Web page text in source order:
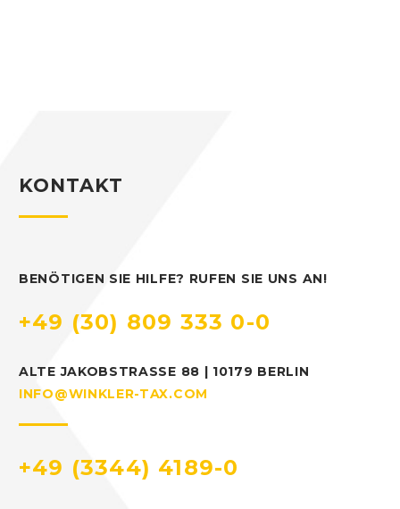
KONTAKT
BENÖTIGEN SIE HILFE? RUFEN SIE UNS AN!
+49 (30) 809 333 0-0
ALTE JAKOBSTRASSE 88 | 10179 BERLIN
INFO@WINKLER-TAX.COM
+49 (3344) 4189-0